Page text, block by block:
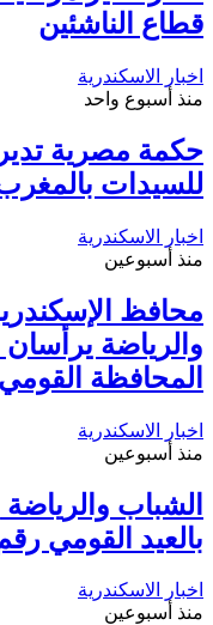
قطاع الناشئين
اخبار الاسكندرية
منذ أسبوع واحد
حكمة مصرية تدير
للسيدات
اخبار الاسكندرية
منذ أسبوعين
محافظ
والرياضة
المحافظة
اخبار الاسكندرية
منذ أسبوعين
الشباب
بالعيد القومي رقم 74
اخبار الاسكندرية
منذ أسبوعين